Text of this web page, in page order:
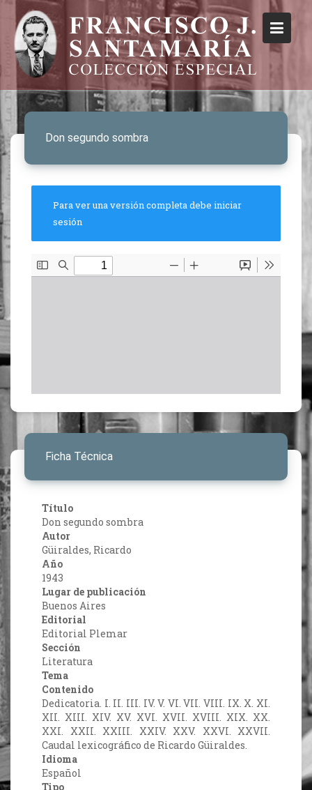
Don segundo sombra
Para ver una versión completa debe iniciar
sesión
Ficha Técnica
Título
Don segundo sombra
Autor
Güiraldes, Ricardo
Año
1943
Lugar de publicación
Buenos Aires
Editorial
Editorial Plemar
Sección
Literatura
Tema
Contenido
Dedicatoria. I. II. III. IV. V. VI. VII. VIII. IX. X. XI.
XII. XIII. XIV. XV. XVI. XVII. XVIII. XIX. XX.
XXI. XXII. XXIII. XXIV. XXV. XXVI. XXVII.
Caudal lexicográfico de Ricardo Güiraldes.
Idioma
Español
Tipo